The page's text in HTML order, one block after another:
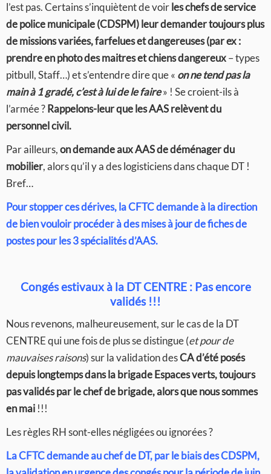
l’est pas. Certains s’inquiètent de voirles chefs de service
de police municipale (CDSPM) leur demander toujours plus
de missions variées, farfelues et dangereuses (par ex :
prendre en photo des maitres et chiens dangereux– types
pitbull, Staff…) et s’entendre dire que « on ne tend pas la
main à 1 gradé, c’est à lui de le faire» ! Se croient-ils à
l’armée ? Rappelons-leur que les AAS relèvent du
personnel civil.
Par ailleurs,on demande aux AAS de déménager du
mobilier, alors qu’il y a des logisticiens dans chaque DT !
Bref…
Pour stopper ces dérives, la CFTC demande à la direction
de bien vouloir procéder à des mises à jour de fiches de
postes pour les 3 spécialités d’AAS.
Congés estivaux à la DT CENTRE : Pas encore
validés !!!
Nous revenons, malheureusement, sur le cas de la DT
CENTRE qui une fois de plus se distingue (et pour de
mauvaises raisons) sur la validation desCA d’été posés
depuis longtemps dans la brigade Espaces verts, toujours
pas validés par le chef de brigade, alors que nous sommes
en mai !!!
Les règles RH sont-elles négligées ou ignorées ?
La CFTC demande au chef de DT, par le biais des CDSPM,